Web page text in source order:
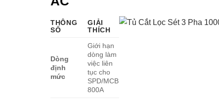
THÔNG
SỐ
GIẢI
THÍCH
Dòng
định
mức
Giới hạn
dòng làm
việc liên
tục cho
SPD/MCB
800A